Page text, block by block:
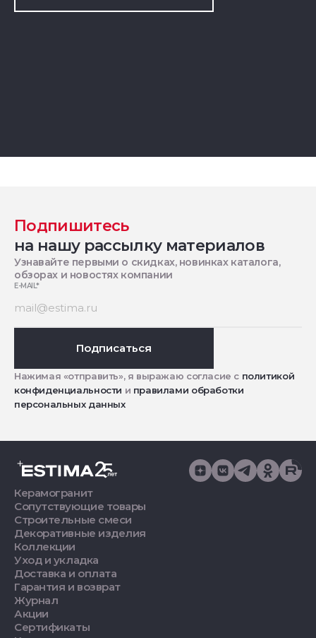
Подпишитесь
на нашу рассылку материалов
Узнавайте первыми о скидках, новинках каталога,
обзорах и новостях компании
E-MAIL*
Подписаться
Нажимая «отправить», я выражаю согласие с политикой
конфиденциальности и правилами обработки
персональных данных
Керамогранит
Сопутствующие товары
Строительные смеси
Декоративные изделия
Коллекции
Уход и укладка
Доставка и оплата
Гарантия и возврат
Журнал
Акции
Сертификаты